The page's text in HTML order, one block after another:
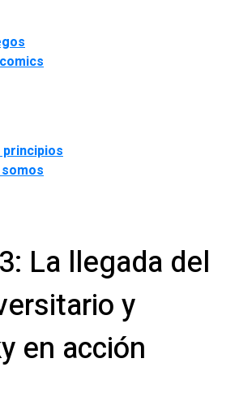
La llegada del
y
en acción